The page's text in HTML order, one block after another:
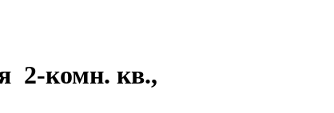
2-комн. кв.,